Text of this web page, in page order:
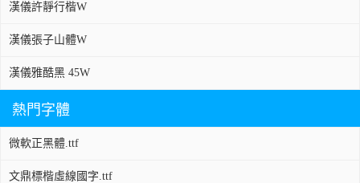
漢儀許靜行楷W
漢儀張子山體W
漢儀雅酷黑 45W
熱門字體
微軟正黑體.ttf
文鼎標楷虛線國字.ttf